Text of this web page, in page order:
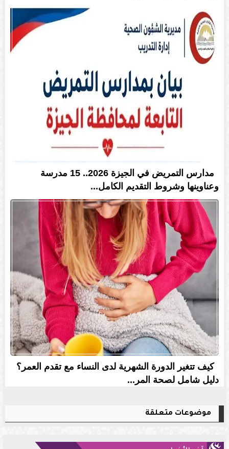
مدارس التمريض في الجيزة 2026.. 15 مدرسة
وعناوينها وشروط التقديم الكامل...
كيف تتغير الدورة الشهرية لدى النساء مع تقدم العمر؟
دليل شامل لصحة المر...
موضوعات متعلقة